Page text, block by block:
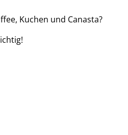
Kuchen und Canasta?